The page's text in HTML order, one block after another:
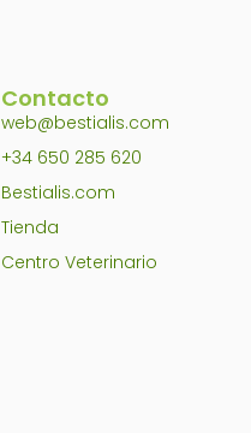
Contacto
web@bestialis.com
+34 650 285 620
Bestialis.com
Tienda
Centro Veterinario